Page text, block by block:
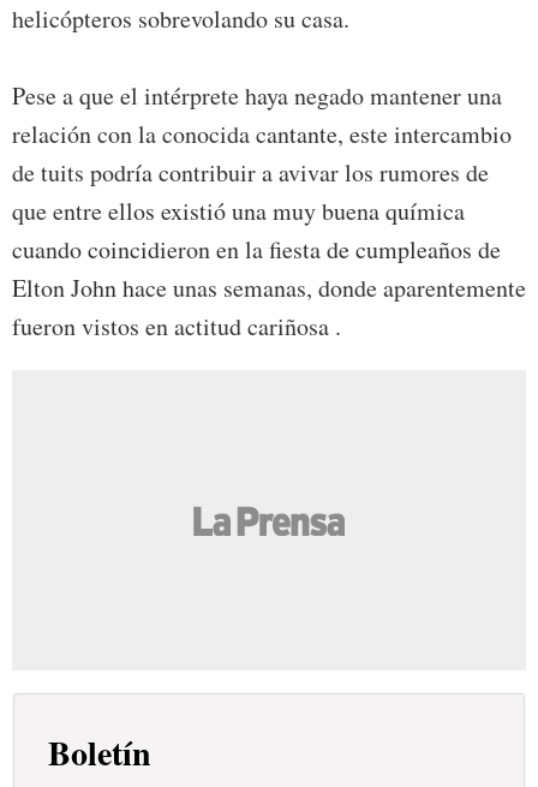
helicópteros sobrevolando su casa.
Pese a que el intérprete haya negado mantener una
relación con la conocida cantante, este intercambio
de tuits podría contribuir a avivar los rumores de
que entre ellos existió una muy buena química
cuando coincidieron en la fiesta de cumpleaños de
Elton John hace unas semanas, donde aparentemente
fueron vistos en actitud cariñosa .
Boletín